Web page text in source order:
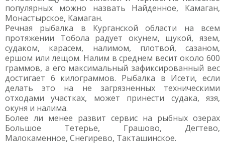
популярных можно назвать Найденное, Камаган,
Монастырское, Камаган.
Речная рыбалка в Курганской области на всем
протяжении Тобола радует окунем, щукой, язем,
судаком, карасем, налимом, плотвой, сазаном,
ершом или лещом. Налим в среднем весит около 600
граммов, а его максимальный зафиксированный вес
достигает 6 килограммов. Рыбалка в Исети, если
делать это на не загрязненных техническими
отходами участках, может принести судака, язя,
окуня и налима.
Более ли менее развит сервис на рыбных озерах
Большое Тетерье, Грашово, Дегтево,
Малокаменное, Снегирево, Такташинское.